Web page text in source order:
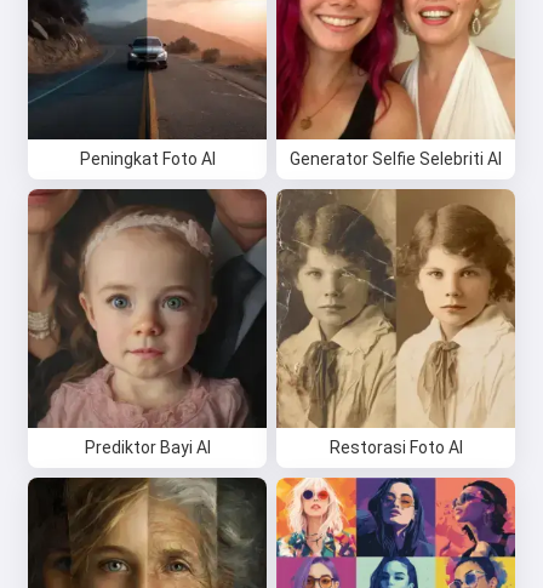
Peningkat Foto AI Generator Selfie Selebriti AI
Prediktor Bayi AI Restorasi Foto AI